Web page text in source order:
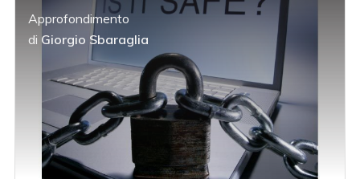
Approfondimento
di Giorgio Sbaraglia